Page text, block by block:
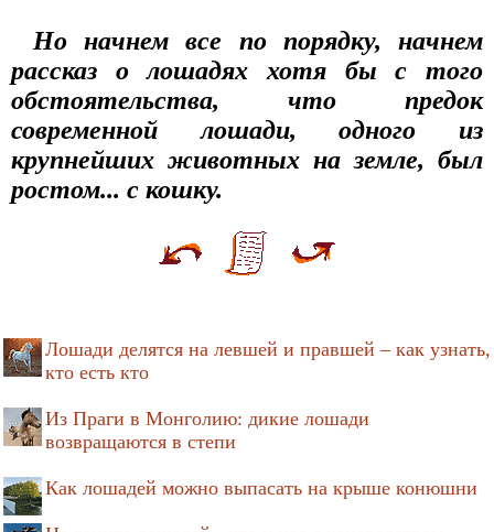
Но начнем все по порядку, начнем
рассказ о лошадях хотя бы с того
обстоятельства, что предок
современной лошади, одного из
крупнейших животных на земле, был
ростом... с кошку.
Лошади делятся на левшей и правшей – как узнать,
кто есть кто
Из Праги в Монголию: дикие лошади
возвращаются в степи
Как лошадей можно выпасать на крыше конюшни